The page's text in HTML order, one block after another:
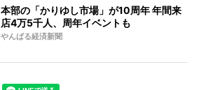
本部の「かりゆし市場」が10周年 年間来
店4万5千人、周年イベントも
やんばる経済新聞